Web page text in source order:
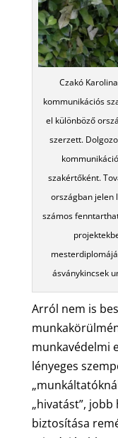
Czakó
kommunikációs
el különböző
szerzett.
szakértőként.
országban jelen
számos
ásványkincsek
Arról nem is
munkavédelmi
lényeges
„hivatást”,
biztosítása